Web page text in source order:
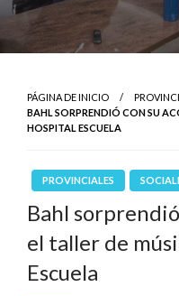
PÁGINA DE INICIO
BAHL SORPRENDIÓ CON SU
HOSPITAL ESCUELA
PROVINCIALES
Bahl
el taller de
Escuela